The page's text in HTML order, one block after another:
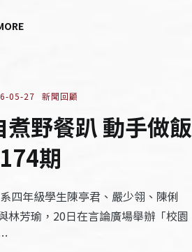
05-27 新聞回顧
煮野餐趴 動手做飯
期
四年級學生陳亭君、嚴少翎、陳俐
林芳瑜，20日在言論廣場舉辦「校園